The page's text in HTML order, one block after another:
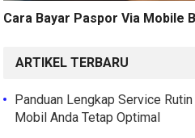
Cara Bayar Paspor Via Mobile
ARTIKEL TERBARU
Panduan Lengkap Service
Mobil Anda Tetap Optimal